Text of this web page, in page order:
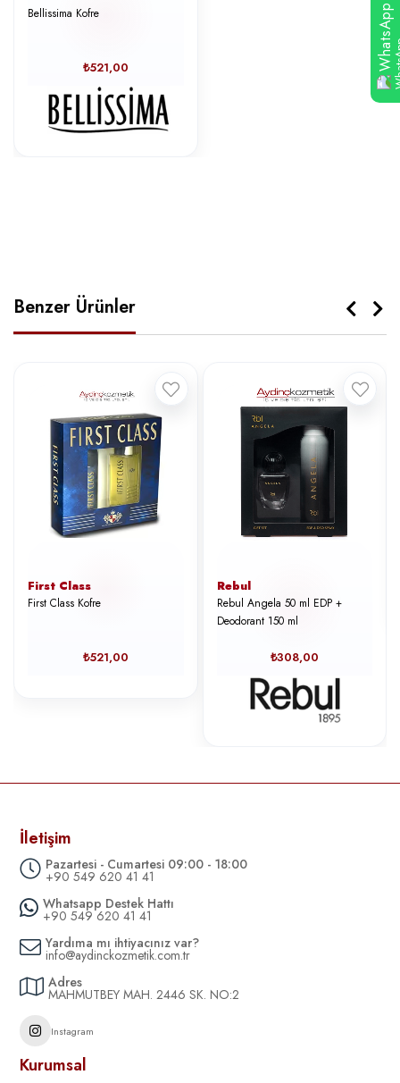
Bellissima Kofre
₺521,00
Benzer Ürünler
First Class
First Class Kofre
₺521,00
Rebul
Rebul Angela 50 ml EDP +
Deodorant 150 ml
₺308,00
İletişim
Pazartesi - Cumartesi 09:00 - 18:00
+90 549 620 41 41
Whatsapp Destek Hattı
+90 549 620 41 41
Yardıma mı ihtiyacınız var?
info@aydinckozmetik.com.tr
Adres
MAHMUTBEY MAH. 2446 SK. NO:2
Instagram
Kurumsal
WhatsApp